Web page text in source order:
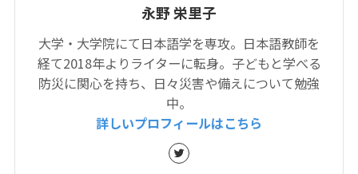
永野 栄里子
大学・大学院にて日本語学を専攻。日本語教師を
経て2018年よりライターに転身。子どもと学べる
防災に関心を持ち、日々災害や備えについて勉強
中。
詳しいプロフィールはこちら